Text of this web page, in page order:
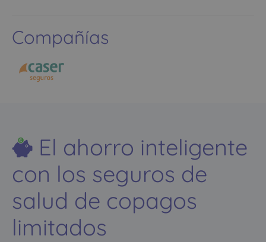
Compañías
El ahorro inteligente
con los seguros de
salud de copagos
limitados